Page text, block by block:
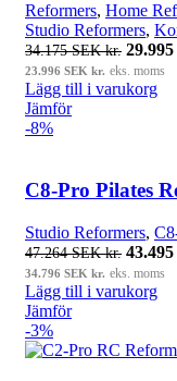
Reformers, Home
Studio Reformers,
34.175SEK kr. Det
29.995
23.996 SEK kr. eks. moms
Lägg till i varukorg
Jämför
-8%
C8-Pro Pilates
Studio Reformers,
47.264SEK kr. Det
43.495
34.796 SEK kr. eks. moms
Lägg till i varukorg
Jämför
-3%